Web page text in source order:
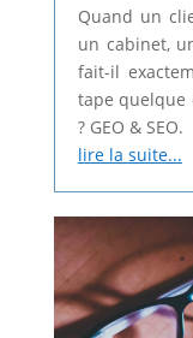
Quand un
un cabinet,
fait-il
tape quelque
? GEO & SEO.
lire la suite...